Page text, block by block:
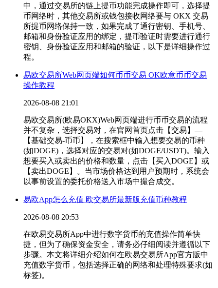
中，通过交易所的链上提币功能完成操作即可，选择提
币网络时，其他交易所或钱包接收网络要与 OKX 交易
所提币网络保持一致，如果完成了通行密钥、手机号、
邮箱和身份验证应用的绑定，提币验证时需要进行通行
密钥、身份验证应用和邮箱的验证，以下是详细操作过
程。
易欧交易所Web网页端如何币币交易 OK欧意币币交易
操作教程
2026-08-08 21:01
易欧交易所(欧易OKX)Web网页端进行币币交易的流程
并不复杂，选择交易对，在官网首页点击【交易】—
【基础交易-币币】，在搜索框中输入想要交易的币种
(如DOGE)，选择对应的交易对(如DOGE/USDT)。输入
想要买入或卖出的价格和数量，点击【买入DOGE】或
【卖出DOGE】。当市场价格达到用户预期时，系统会
以事前设置的委托价格送入市场中撮合成交。
易欧App怎么充值 欧交易所最新版充值币种教程
2026-08-08 20:53
在欧易交易所App中进行数字货币的充值操作简单快
捷，但为了确保资金安全，请务必仔细阅读并遵循以下
步骤。本文将详细介绍如何在欧易交易所App官方版中
充值数字货币，包括选择正确的网络和处理特殊要求(如
标签)。